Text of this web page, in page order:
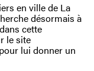
en ville de La
désormais à
cette
le site
lui donner un